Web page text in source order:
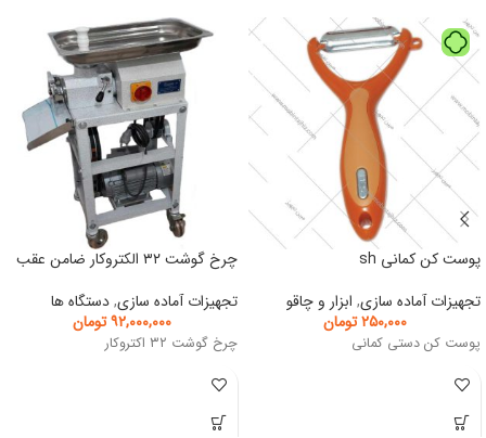
پوست کن کمانی sh
تجهیزات آماده سازی, ابزار و چاقو
۲۵۰,۰۰۰ تومان
پوست کن دستی کمانی
چرخ گوشت ۳۲ الکتروکار ضامن عقب
تجهیزات آماده سازی,دستگاه ها
۹۲,۰۰۰,۰۰۰ تومان
چرخ گوشت ۳۲ اکتروکار